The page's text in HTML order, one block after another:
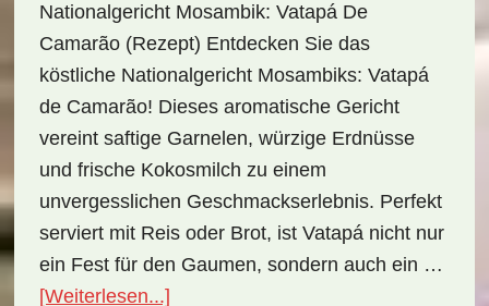
Nationalgericht Mosambik: Vatapá De
Camarão (Rezept) Entdecken Sie das
köstliche Nationalgericht Mosambiks: Vatapá
de Camarão! Dieses aromatische Gericht
vereint saftige Garnelen, würzige Erdnüsse
und frische Kokosmilch zu einem
unvergesslichen Geschmackserlebnis. Perfekt
serviert mit Reis oder Brot, ist Vatapá nicht nur
ein Fest für den Gaumen, sondern auch ein …
[Weiterlesen...]ÜberNationalgericht